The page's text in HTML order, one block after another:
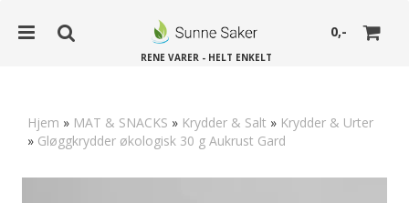
0,-
RENE VARER - HELT ENKELT
Hjem » MAT & SNACKS » Krydder & Salt » Krydder & Urter
» Gløggkrydder økologisk 30 g Aukrust Gard